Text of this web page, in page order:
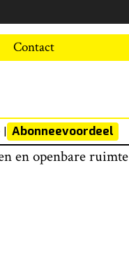
Contact
| Abonneevoordeel
en openbare ruimte